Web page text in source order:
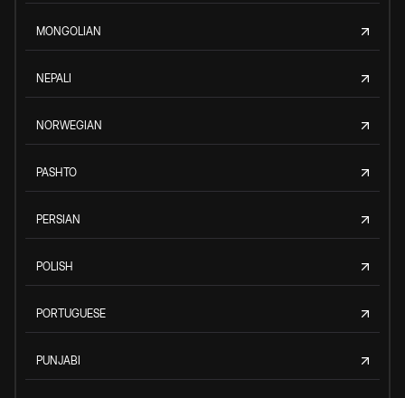
MONGOLIAN
NEPALI
NORWEGIAN
PASHTO
PERSIAN
POLISH
PORTUGUESE
PUNJABI